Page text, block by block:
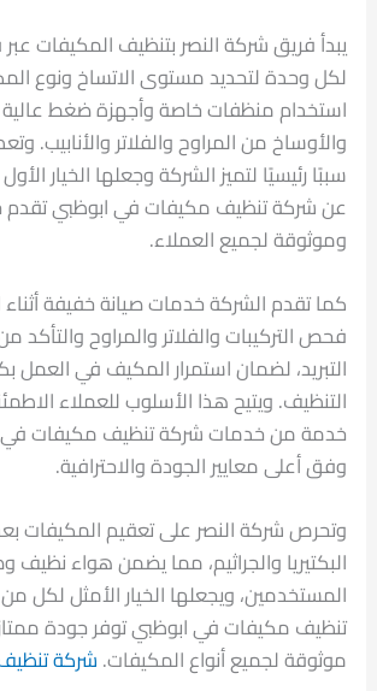
يبدأ فريق شركة النصر بتنظيف المكيفات
لكل وحدة لتحديد مستوى الاتساخ ونوع
استخدام منظفات خاصة وأجهزة ضغط عالية
والأوساخ من المراوح والفلاتر والأنابيب.
سببًا رئيسيًا لتميز الشركة وجعلها الخيار
عن شركة تنظيف مكيفات في ابوظبي تقدم
وموثوقة لجميع العملاء.
كما تقدم الشركة خدمات صيانة خفيفة
فحص التركيبات والفلاتر والمراوح
التبريد، لضمان استمرار المكيف في العمل
التنظيف. ويتيح هذا الأسلوب للعملاء
خدمة من خدمات شركة تنظيف مكيفات في
وفق أعلى معايير الجودة والاحترافية.
وتحرص شركة النصر على تعقيم المكيفات بعد
البكتيريا والجراثيم، مما يضمن هواء
المستخدمين، ويجعلها الخيار الأمثل لكل
تنظيف مكيفات في ابوظبي توفر جودة
موثوقة لجميع أنواع المكيفات. شركة